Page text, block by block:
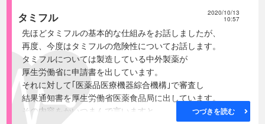
タミフル 2020/10/13
10:57
先ほどタミフルの基本的な仕組みをお話しましたが、
再度、今度はタミフルの危険性についてお話します。
タミフルについては製造している中外製薬が
厚生労働省に申請書を出しています。
それに対して｢医薬品医療機器綜合機構｣で審査し
結果通知書を厚生労働省医薬食品局に出しています。
その内容をかいつまんで言いますと。
つづきを読む